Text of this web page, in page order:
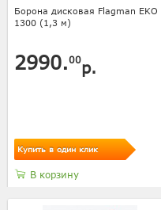
Борона дисковая Flagman EKO
1300 (1,3 м)
2990.00р.
Купить в один клик
В корзину